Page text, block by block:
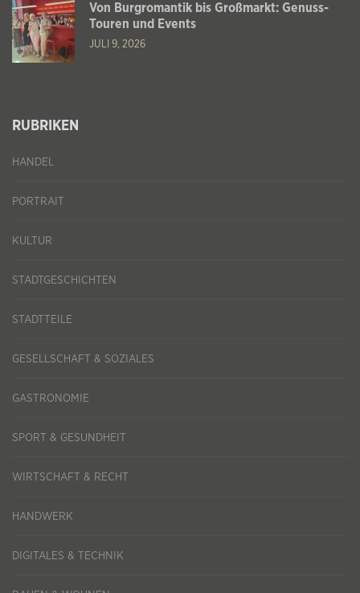
Von Burgromantik bis Großmarkt: Genuss-
Touren und Events
JULI 9, 2026
RUBRIKEN
HANDEL
PORTRAIT
KULTUR
STADTGESCHICHTEN
STADTTEILE
GESELLSCHAFT & SOZIALES
GASTRONOMIE
SPORT & GESUNDHEIT
WIRTSCHAFT & RECHT
HANDWERK
DIGITALES & TECHNIK